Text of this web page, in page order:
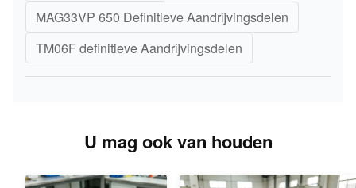
MAG33VP 650 Definitieve Aandrijvingsdelen
TM06F definitieve Aandrijvingsdelen
U mag ook van houden